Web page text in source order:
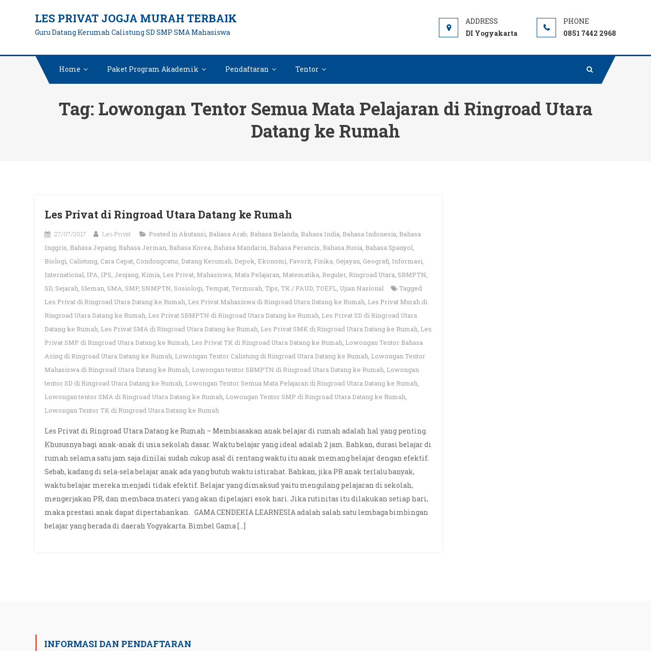
LES PRIVAT JOGJA MURAH TERBAIK
Guru Datang Kerumah Calistung SD SMP SMA Mahasiswa DI Yogyakarta 0851 7442 2968
Home Paket Program Akademik Pendaftaran Tentor
Tag: Lowongan Tentor Semua Mata Pelajaran di Ringroad Utara
Datang ke Rumah
Les Privat di Ringroad Utara Datang ke Rumah
27/07/2017 Les Privat Posted inAkutansi, Bahasa Arab, Bahasa Belanda, Bahasa India, Bahasa Indonesia, Bahasa
Inggris, Bahasa Jepang, Bahasa Jerman, Bahasa Korea, Bahasa Mandarin, Bahasa Perancis, Bahasa Rusia, Bahasa Spanyol,
Biologi, Calistung, Cara Cepat, Condongcatur, Datang Kerumah, Depok, Ekonomi, Favorit, Fisika, Gejayan, Geografi, Informasi,
International, IPA, IPS, Jenjang, Kimia, Les Privat, Mahasiswa, Mata Pelajaran, Matematika, Reguler, Ringroad Utara, SBMPTN,
SD, Sejarah, Sleman, SMA, SMP, SNMPTN, Sosiologi, Tempat, Termurah, Tips, TK / PAUD, TOEFL, Ujian Nasional
Tagged
Les Privat di Ringroad Utara Datang ke Rumah, Les Privat Mahasiswa di Ringroad Utara Datang ke Rumah, Les Privat Murah di
Ringroad Utara Datang ke Rumah, Les Privat SBMPTN di Ringroad Utara Datang ke Rumah, Les Privat SD di Ringroad Utara
Datang ke Rumah, Les Privat SMA di Ringroad Utara Datang ke Rumah, Les Privat SMK di Ringroad Utara Datang ke Rumah, Les
Privat SMP di Ringroad Utara Datang ke Rumah, Les Privat TK di Ringroad Utara Datang ke Rumah, Lowongan Tentor Bahasa
Asing di Ringroad Utara Datang ke Rumah, Lowongan Tentor Calistung di Ringroad Utara Datang ke Rumah, Lowongan Tentor
Mahasiswa di Ringroad Utara Datang ke Rumah, Lowongan tentor SBMPTN di Ringroad Utara Datang ke Rumah, Lowongan
tentor SD di Ringroad Utara Datang ke Rumah, Lowongan Tentor Semua Mata Pelajaran di Ringroad Utara Datang ke Rumah,
Lowongan tentor SMA di Ringroad Utara Datang ke Rumah, Lowongan Tentor SMP di Ringroad Utara Datang ke Rumah,
Lowongan Tentor TK di Ringroad Utara Datang ke Rumah
Les Privat di Ringroad Utara Datang ke Rumah – Membiasakan anak belajar di rumah adalah hal yang penting.
Khususnya bagi anak-anak di usia sekolah dasar. Waktu belajar yang ideal adalah 2 jam. Bahkan, durasi belajar di
rumah selama satu jam saja dinilai sudah cukup asal di rentang waktu itu anak memang belajar dengan efektif.
Sebab, kadang di sela-sela belajar anak ada yang butuh waktu istirahat. Bahkan, jika PR anak terlalu banyak,
waktu belajar mereka menjadi tidak efektif. Belajar yang dimaksud yaitu mengulang pelajaran di sekolah,
mengerjakan PR, dan membaca materi yang akan dipelajari esok hari. Jika rutinitas itu dilakukan setiap hari,
maka prestasi anak dapat dipertahankan. GAMA CENDEKIA LEARNESIA adalah salah satu lembaga bimbingan
belajar yang berada di daerah Yogyakarta. Bimbel Gama […]
INFORMASI DAN PENDAFTARAN